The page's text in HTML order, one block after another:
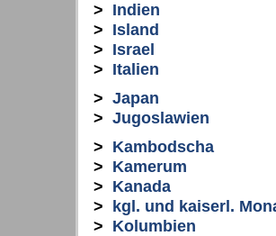
> Indien
> Island
> Israel
> Italien
> Japan
> Jugoslawien
> Kambodscha
> Kamerum
> Kanada
>
kgl. und kaiserl.
> Kolumbien